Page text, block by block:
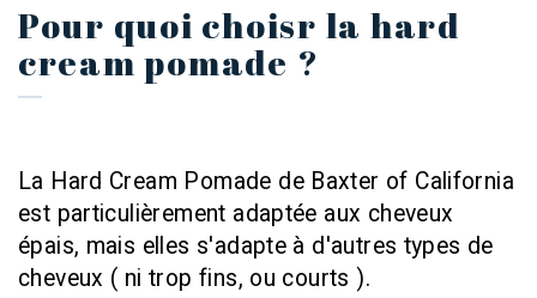
Pour quoi choisr la hard
cream pomade ?
La Hard Cream Pomade de Baxter of California
est particulièrement adaptée aux cheveux
épais, mais elles s'adapte à d'autres types de
cheveux ( ni trop fins, ou courts ).